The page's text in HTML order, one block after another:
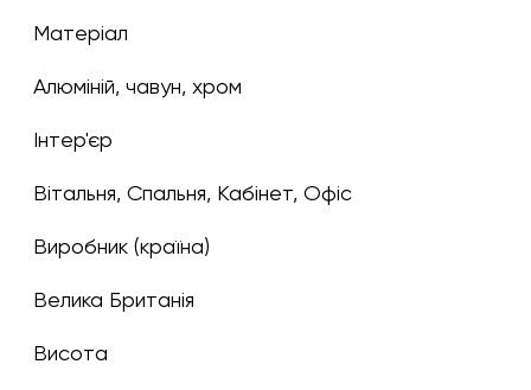
Матеріал
Алюміній, чавун, хром
Інтер'єр
Вітальня, Спальня, Кабінет, Офіс
Виробник (країна)
Велика Британія
Висота